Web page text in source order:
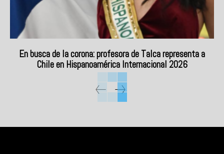
En busca de la corona: profesora de Talca representa a
Chile en Hispanoamérica Internacional 2026